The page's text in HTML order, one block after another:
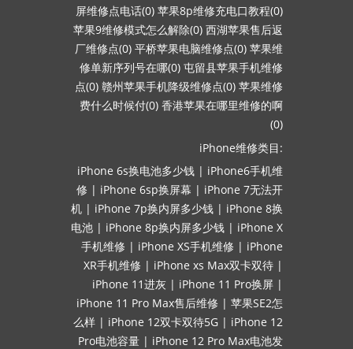
屏维修点电话(0) 苹果8p维修充电口教程(0)
苹果9维修模式怎么解除(0) 西湖苹果售后返
厂维修点(0) 平桥苹果电脑维修点(0) 苹果维
修单新序列号在哪(0) 屯留县苹果手机维修
点(0) 赣州苹果手机降级维修点(0) 苹果维修
费什么时候付(0) 香港苹果在哪里维修的啊
(0)
iPhone维修类目:
iPhone 6s换电池多少钱 | iPhone6手机维
修 | iPhone 6sp换屏幕 | iPhone 7无法开
机 | iPhone 7p换内屏多少钱 | iPhone 8换
电池 | iPhone 8p换内屏多少钱 | iPhone X
手机维修 | iPhone XS手机维修 | iPhone
XR手机维修 | iPhone xs Max双卡双待 |
iPhone 11进灰 | iPhone 11 Pro换屏 |
iPhone 11 Pro Max售后维修 | 苹果SE2怎
么样 | iPhone 12双卡双待5G | iPhone 12
Pro电池容量 | iPhone 12 Pro Max电池发